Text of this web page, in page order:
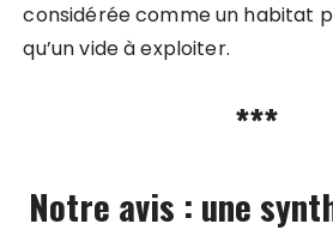
considérée comme un habitat
qu’un vide à exploiter.
***
Notre avis : une